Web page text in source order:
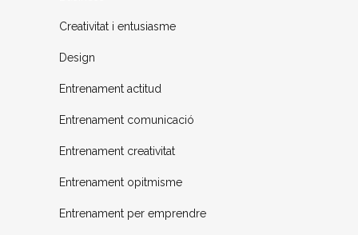
Creativitat i entusiasme
Design
Entrenament actitud
Entrenament comunicació
Entrenament creativitat
Entrenament opitmisme
Entrenament per emprendre